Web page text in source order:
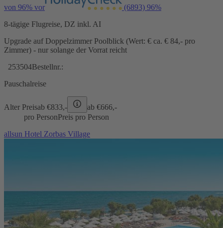
von 96% vor (6893) 96%
8-tägige Flugreise, DZ inkl. AI
Upgrade auf Doppelzimmer Poolblick (Wert: € ca. € 84,- pro
Zimmer) - nur solange der Vorrat reicht
253504Bestellnr.:
Pauschalreise
Alter Preisab €833,- ab €666,-
pro PersonPreis pro Person
allsun Hotel Zorbas Village